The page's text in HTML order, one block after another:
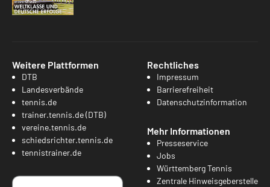
Weitere Plattformen
DTB
Landesverbände
tennis.de
trainer.tennis.de (DTB)
vereine.tennis.de
schiedsrichter.tennis.de
tennistrainer.de
Rechtliches
Impressum
Barrierefreiheit
Datenschutzinformation
Mehr Informationen
Presseservice
Jobs
Württemberg Tennis
Zentrale Hinweisgeberstelle